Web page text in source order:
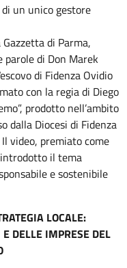
un unico gestore
di Parma,
parole di Don Marek
di Fidenza Ovidio
con la regia di Diego
prodotto nell’ambito
dalla Diocesi di Fidenza
video, premiato come
introdotto il tema
e sostenibile
LOCALE:
DELLE IMPRESE DEL